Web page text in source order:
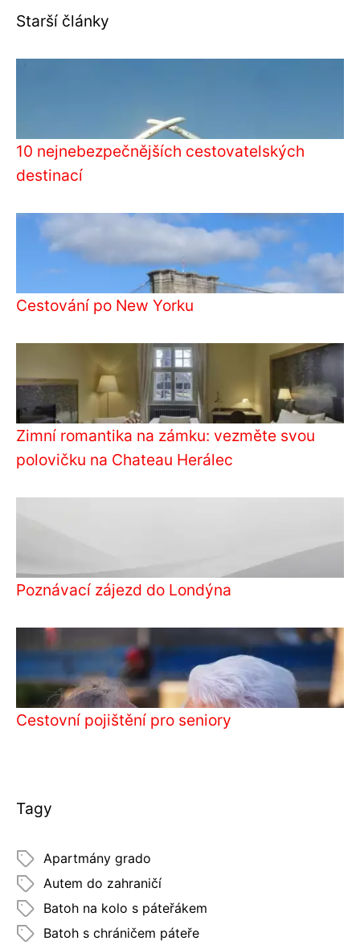
Starší články
10 nejnebezpečnějších cestovatelských
destinací
Cestování po New Yorku
Zimní romantika na zámku: vezměte svou
polovičku na Chateau Herálec
Poznávací zájezd do Londýna
Cestovní pojištění pro seniory
Tagy
Apartmány grado
Autem do zahraničí
Batoh na kolo s páteřákem
Batoh s chráničem páteře